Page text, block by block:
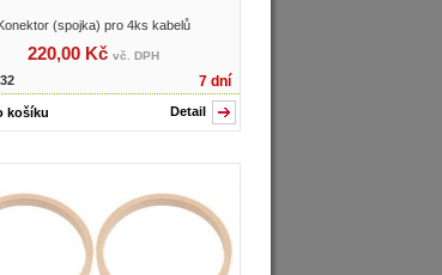
(spojka) pro 4ks kabelů
220,00 Kč vč. DPH
7 dní
Detail